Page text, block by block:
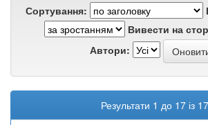
Сортування:
Вивести на
Автори:
Результати 1 до 17 із 17